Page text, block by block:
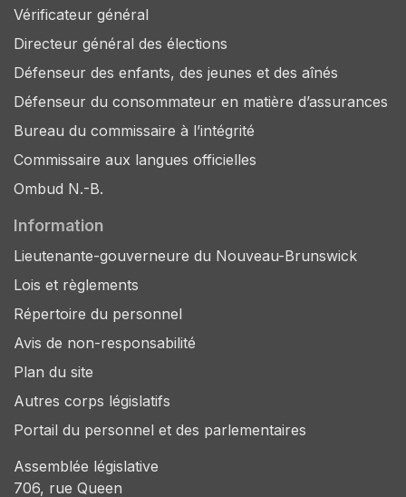
Vérificateur général
Directeur général des élections
Défenseur des enfants, des jeunes et des aînés
Défenseur du consommateur en matière d’assurances
Bureau du commissaire à l’intégrité
Commissaire aux langues officielles
Ombud N.-B.
Information
Lieutenante-gouverneure du Nouveau-Brunswick
Lois et règlements
Répertoire du personnel
Avis de non-responsabilité
Plan du site
Autres corps législatifs
Portail du personnel et des parlementaires
Assemblée législative
706, rue Queen